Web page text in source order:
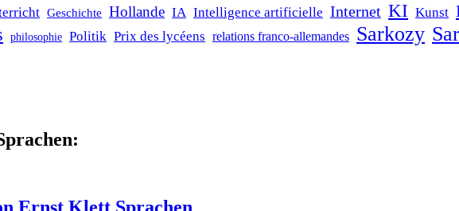
Geschichte Hollande IA Intelligence artificielle Internet KI Kunst
philosophie Politik Prix des lycéens relations franco-allemandes Sarkozy